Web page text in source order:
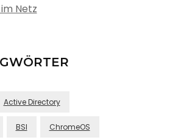
Netz
Active Directory
BSI ChromeOS